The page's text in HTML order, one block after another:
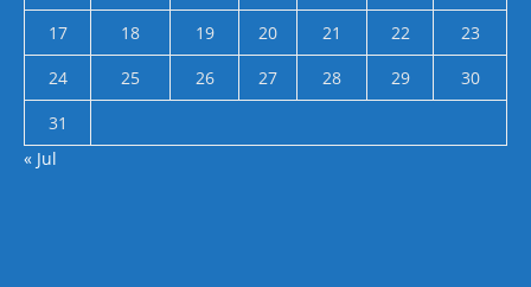
17
18 19 20 21 22
23
24
25 26 27 28 29
30
31
« Jul